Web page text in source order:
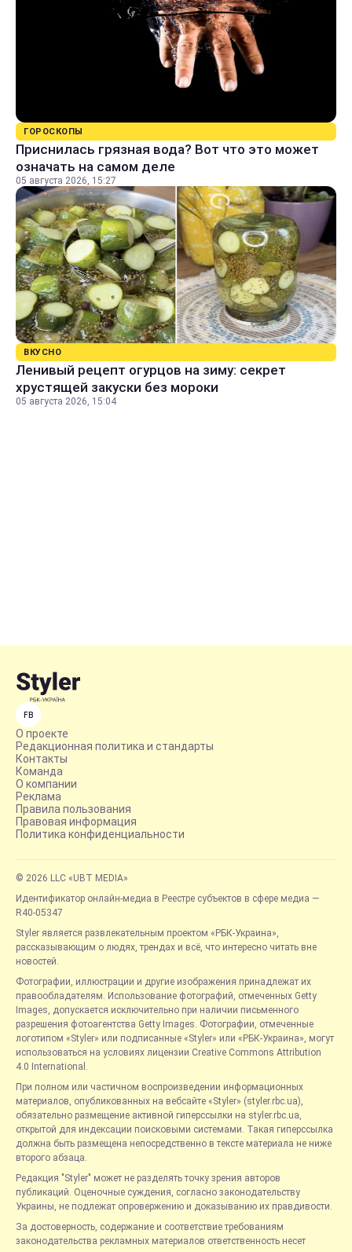
ГОРОСКОПЫ
Приснилась грязная вода? Вот что это может
означать на самом деле
05 августа 2026, 15:27
ВКУСНО
Ленивый рецепт огурцов на зиму: секрет
хрустящей закуски без мороки
05 августа 2026, 15:04
FB
О проекте
Редакционная политика и стандарты
Контакты
Команда
О компании
Реклама
Правила пользования
Правовая информация
Политика конфиденциальности
© 2026 LLC «UBT MEDIA»
Идентификатор онлайн-медиа в Реестре субъектов в сфере медиа —
R40-05347
Styler является развлекательным проектом «РБК-Украина»,
рассказывающим о людях, трендах и всё, что интересно читать вне
новостей.
Фотографии, иллюстрации и другие изображения принадлежат их
правообладателям. Использование фотографий, отмеченных Getty
Images, допускается исключительно при наличии письменного
разрешения фотоагентства Getty Images. Фотографии, отмеченные
логотипом «Styler» или подписанные «Styler» или «РБК-Украина», могут
использоваться на условиях лицензии Creative Commons Attribution
4.0 International.
При полном или частичном воспроизведении информационных
материалов, опубликованных на вебсайте «Styler» (styler.rbc.ua),
обязательно размещение активной гиперссылки на styler.rbc.ua,
открытой для индексации поисковыми системами. Такая гиперссылка
должна быть размещена непосредственно в тексте материала не ниже
второго абзаца.
Редакция "Styler" может не разделять точку зрения авторов
публикаций. Оценочные суждения, согласно законодательству
Украины, не подлежат опровержению и доказыванию их правдивости.
За достоверность, содержание и соответствие требованиям
законодательства рекламных материалов ответственность несет